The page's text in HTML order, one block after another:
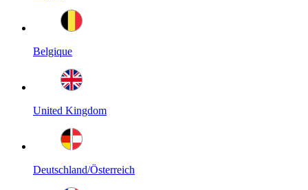
Belgique
United Kingdom
Deutschland/Österreich